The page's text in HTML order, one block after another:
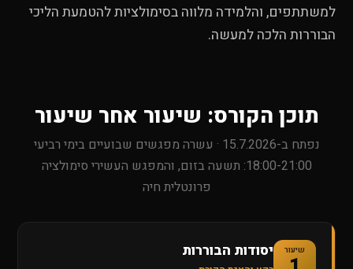
למשתתפים, והלמידה מלווה בסימולציות להטמעת הליכי
הבוררות הלכה למעשה.
תוכן הקורס: שיעור אחר שיעור
נפתח ב-15.7.2026 · עשרה מפגשים שבועיים בימי רביעי
18:00-21:00: תשעה בזום, והמפגש העשירי סימולציה
פרונטלית חיה
שיעור יסודות הבוררות